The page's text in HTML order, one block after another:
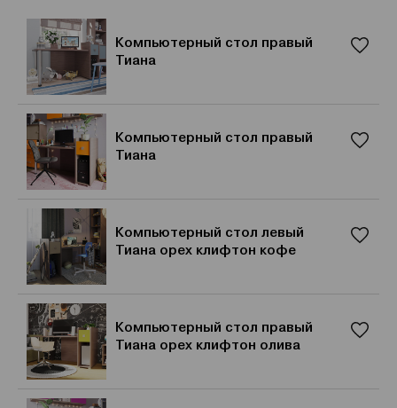
Компьютерный стол правый
Тиана
Компьютерный стол правый
Тиана
Компьютерный стол левый
Тиана орех клифтон кофе
Компьютерный стол правый
Тиана орех клифтон олива